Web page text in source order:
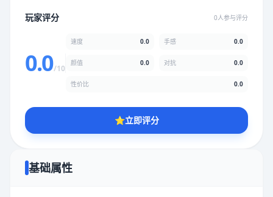
玩家评分 0人参与评分
0.0/10
速度 0.0 手感 0.0
颜值 0.0 对抗 0.0
性价比 0.0
⭐立即评分
基础属性
★★ ★ ★
性价比
★★★★★★★★★★